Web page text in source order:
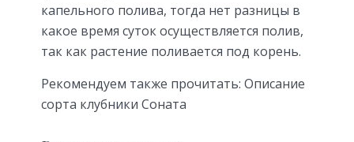
капельного полива, тогда нет разницы в
какое время суток осуществляется полив,
так как растение поливается под корень.
Рекомендуем также прочитать: Описание
сорта клубники Соната